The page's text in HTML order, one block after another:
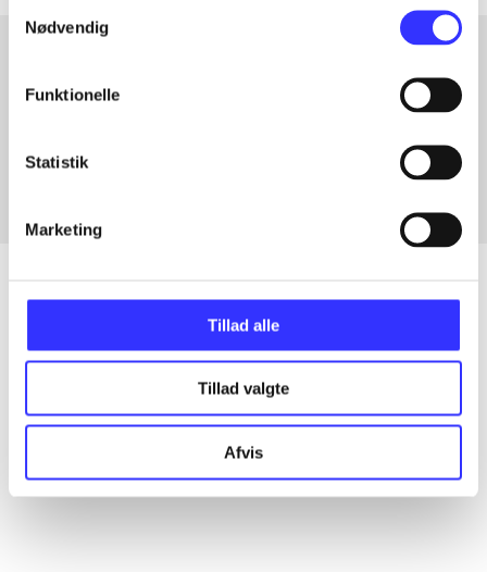
Nødvendig
Funktionelle
Statistik
Marketing
Tillad alle
Tillad valgte
Afvis
Artikler med samme emner
Artikler
Alle registrerede artikler fordelt på udgivelser